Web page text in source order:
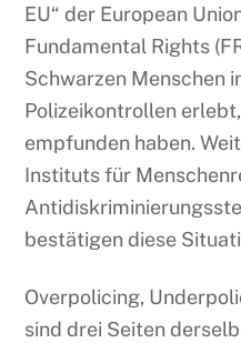
EU“ der European
Fundamental Rights
Schwarzen Menschen
Polizeikontrollen
empfunden haben.
Instituts für
bestätigen diese
Overpolicing,
sind drei Seiten